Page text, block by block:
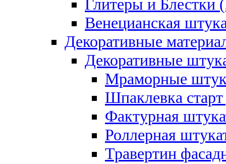
Глитеры и Блестки
Венецианская
Декоративные
Декоративные
Мраморные
Шпаклевка
Фактурная
Роллерная
Травертин